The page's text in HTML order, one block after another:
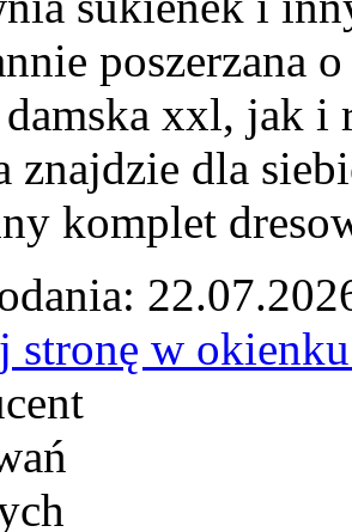
poszerzana
xxl, jak i
znajdzie dla
komplet
stronę w